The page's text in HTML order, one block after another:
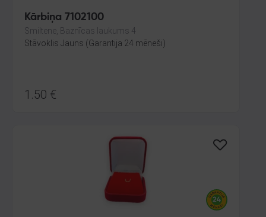
Kārbiņa 7102100
Smiltene, Baznīcas laukums 4
Stāvoklis Jauns (Garantija 24 mēneši)
1.50 €